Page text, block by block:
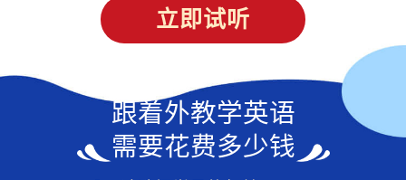
立即试听
跟着外教学英语
需要花费多少钱